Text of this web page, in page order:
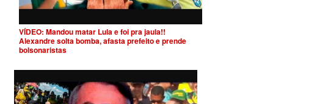
VÍDEO: Mandou matar Lula e foi pra jaula!!
Alexandre solta bomba, afasta prefeito e prende
bolsonaristas